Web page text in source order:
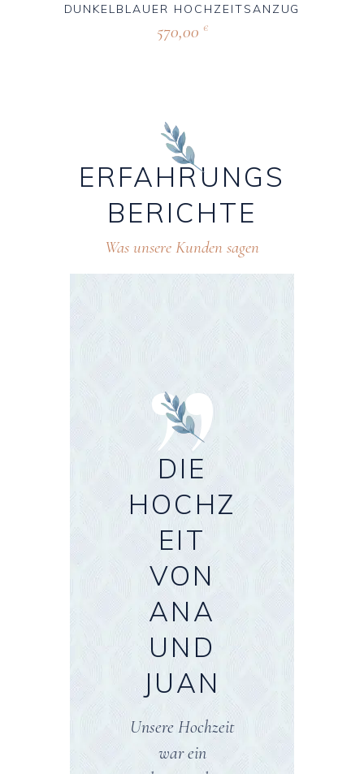
DUNKELBLAUER HOCHZEITSANZUG
570,00 €
ERFAHRUNGS
BERICHTE
Was unsere Kunden sagen
”
MIGUEL
Mulet und ihr
DIE
HOCHZ
EIT
VON
ANA
UND
JUAN
Unsere Hochzeit
war ein
HOCHZ
VON
Dank Clara, die